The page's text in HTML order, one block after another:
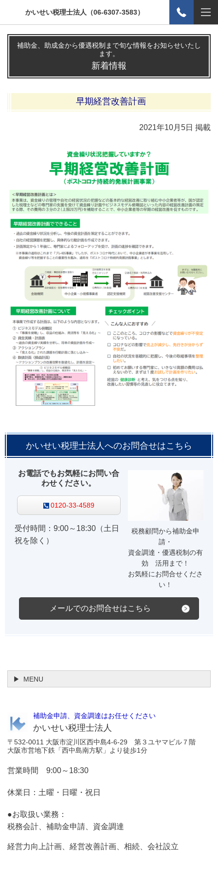
かいせい税理士法人（06-6307-3583）
補助金、助成金から優遇税制まで旬な情報をお知らせいたし
ます。
新着情報
早期経営改善計画
2021年10月5日 掲載
かいせい税理士法人へのお問合せはこちら
税務顧問から補助金申
請・
資金調達・優遇税制の有
効 活用まで！
お気軽にお問合せくださ
い！
お電話でもお気軽にお問い合
わせください。
0120-33-4589
受付時間：9:00～18:30（土日
祝を除く）
メールでのお問合せはこちら
MENU
補助金申請、資金調達はお任せください
かいせい税理士法人
〒532-0011 大阪市淀川区西中島4-6-29 第３ユヤマビル７階
大阪市営地下鉄「西中島南方駅」より徒歩1分
営業時間 9:00～18:30
休業日：土曜・日曜・祝日
●お取扱い業務：
税務会計、補助金申請、資金調達
経営力向上計画、経営改善計画、相続、会社設立